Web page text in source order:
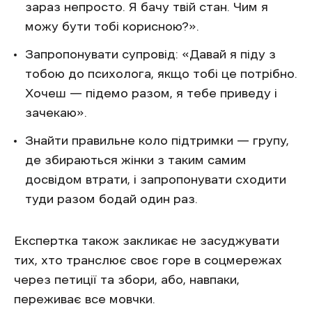
зараз непросто. Я бачу твій стан. Чим я
можу бути тобі корисною?».
Запропонувати супровід: «Давай я піду з
тобою до психолога, якщо тобі це потрібно.
Хочеш — підемо разом, я тебе приведу і
зачекаю».
Знайти правильне коло підтримки — групу,
де збираються жінки з таким самим
досвідом втрати, і запропонувати сходити
туди разом бодай один раз.
Експертка також закликає не засуджувати
тих, хто транслює своє горе в соцмережах
через петиції та збори, або, навпаки,
переживає все мовчки.